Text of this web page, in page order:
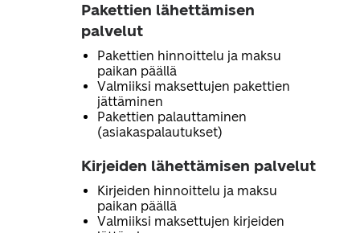
Pakettien lähettämisen
palvelut
Pakettien hinnoittelu ja maksu
paikan päällä
Valmiiksi maksettujen pakettien
jättäminen
Pakettien palauttaminen
(asiakaspalautukset)
Kirjeiden lähettämisen palvelut
Kirjeiden hinnoittelu ja maksu
paikan päällä
Valmiiksi maksettujen kirjeiden